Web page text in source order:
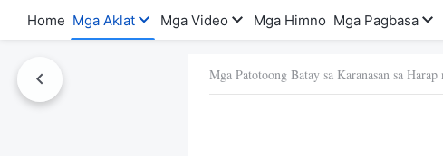
Home Mga Aklat Mga Video Mga Himno Mga Pagbasa
Mga Patotoong Batay sa Karanasan sa